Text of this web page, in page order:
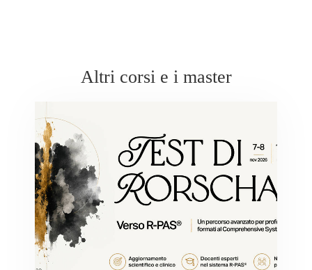
Altri corsi e i master